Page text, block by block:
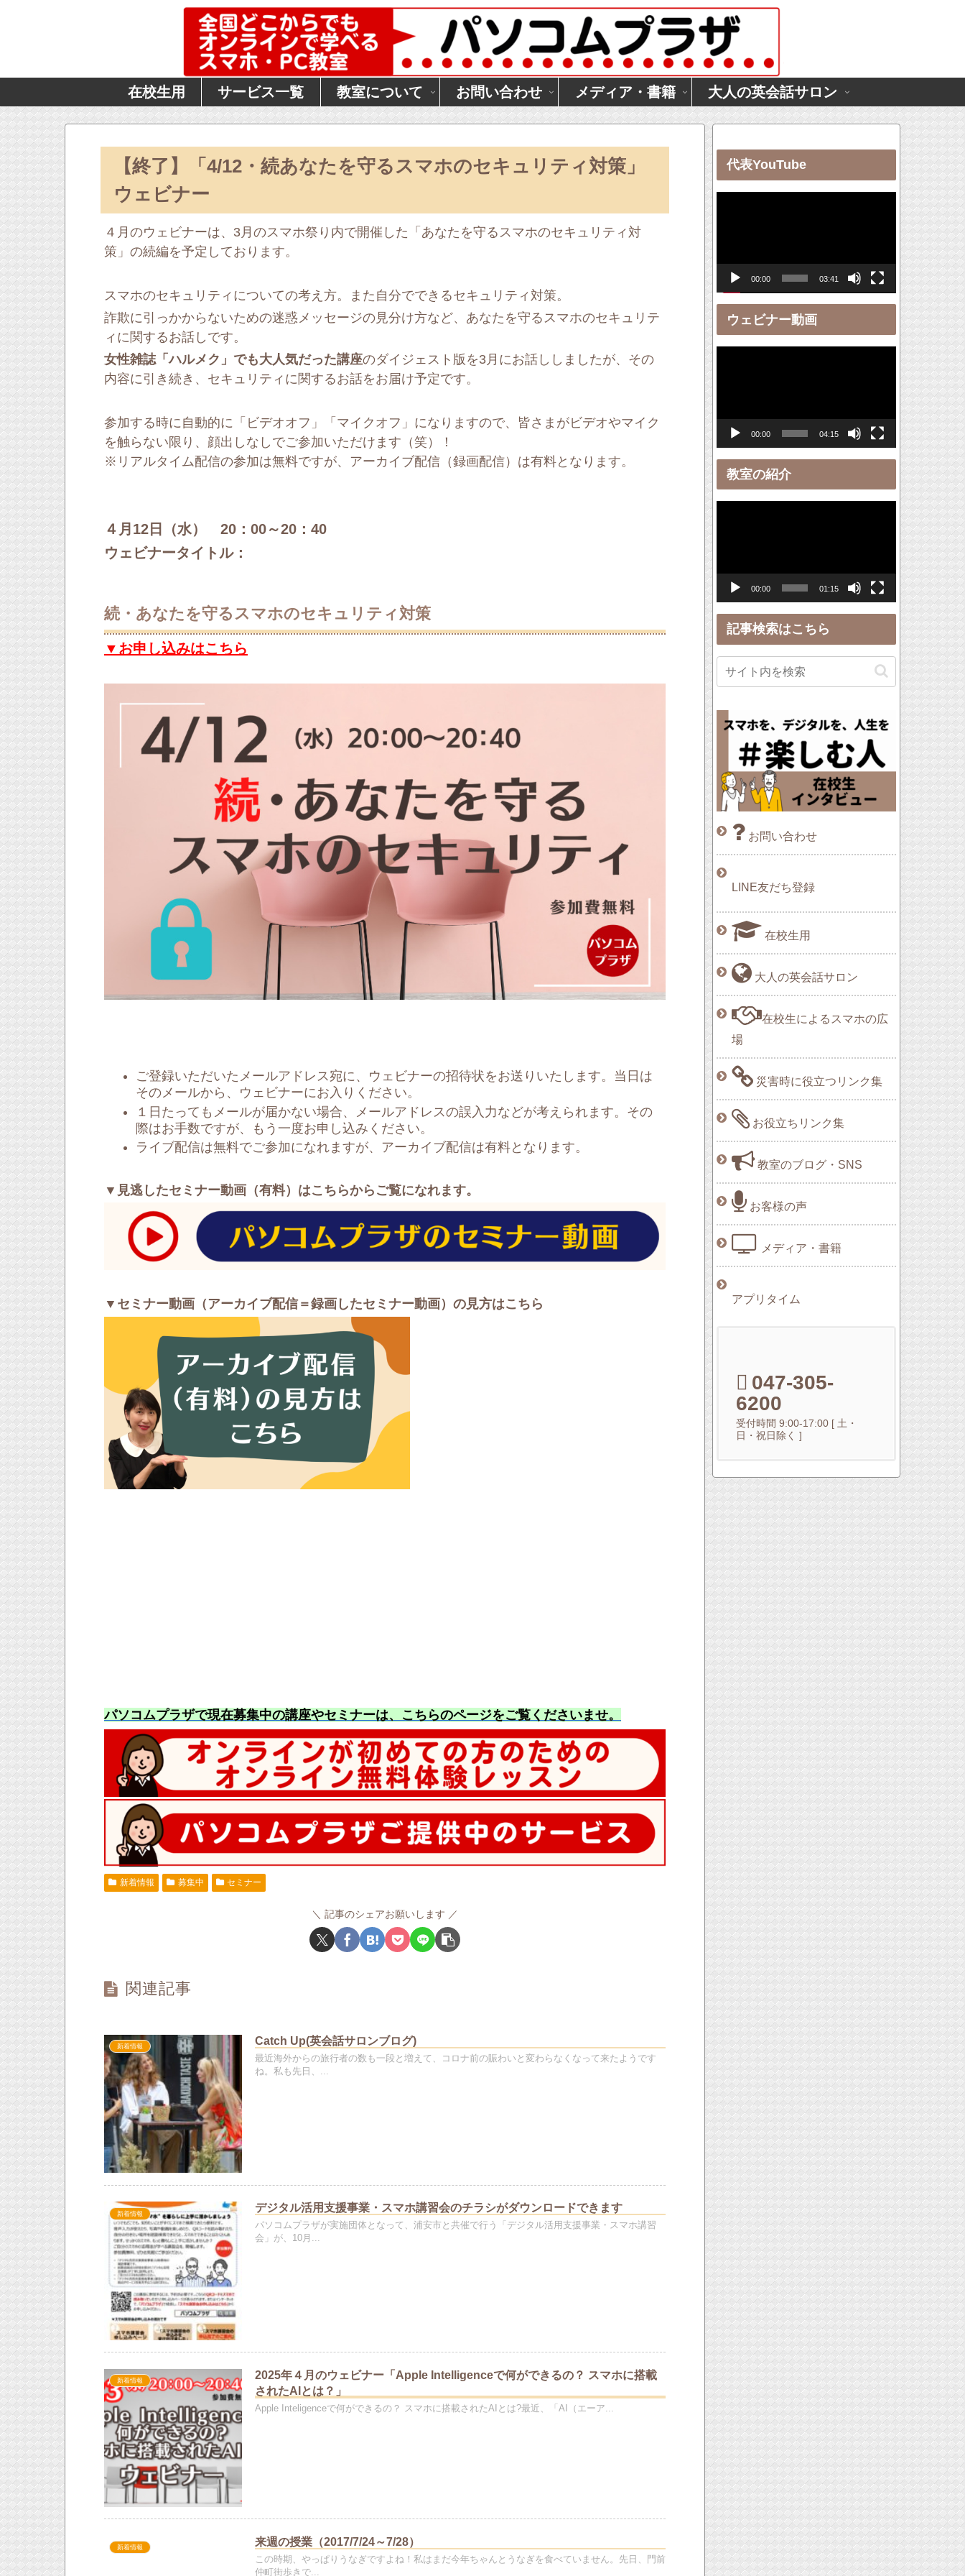
在校生用 サービス一覧 教室について お問い合わせ メディア・書籍 大人の英会話サロン
【終了】「4/12・続あなたを守るスマホのセキュリティ対策」
ウェビナー
４月のウェビナーは、3月のスマホ祭り内で開催した「あなたを守るスマホのセキュリティ対
策」の続編を予定しております。
スマホのセキュリティについての考え方。また自分でできるセキュリティ対策。
詐欺に引っかからないための迷惑メッセージの見分け方など、あなたを守るスマホのセキュリテ
ィに関するお話しです。
女性雑誌「ハルメク」でも大人気だった講座のダイジェスト版を3月にお話ししましたが、その
内容に引き続き、セキュリティに関するお話をお届け予定です。
参加する時に自動的に「ビデオオフ」「マイクオフ」になりますので、皆さまがビデオやマイク
を触らない限り、顔出しなしでご参加いただけます（笑）！
※リアルタイム配信の参加は無料ですが、アーカイブ配信（録画配信）は有料となります。
４月12日（水） 20：00～20：40
ウェビナータイトル：
続・あなたを守るスマホのセキュリティ対策
▼お申し込みはこちら
ご登録いただいたメールアドレス宛に、ウェビナーの招待状をお送りいたします。当日は
そのメールから、ウェビナーにお入りください。
１日たってもメールが届かない場合、メールアドレスの誤入力などが考えられます。その
際はお手数ですが、もう一度お申し込みください。
ライブ配信は無料でご参加になれますが、アーカイブ配信は有料となります。
▼見逃したセミナー動画（有料）はこちらからご覧になれます。
▼セミナー動画（アーカイブ配信＝録画したセミナー動画）の見方はこちら
パソコムプラザで現在募集中の講座やセミナーは、こちらのページをご覧くださいませ。
新着情報 募集中 セミナー
記事のシェアお願いします
関連記事
新着情報 Catch Up(英会話サロンブログ)
最近海外からの旅行者の数も一段と増えて、コロナ前の賑わいと変わらなくなって来たようです
ね。私も先日、...
新着情報 デジタル活用支援事業・スマホ講習会のチラシがダウンロードできます
パソコムプラザが実施団体となって、浦安市と共催で行う「デジタル活用支援事業・スマホ講習
会」が、10月...
新着情報
2025年４月のウェビナー「Apple Intelligenceで何ができるの？ スマホに搭載
されたAIとは？」
Apple Inteligenceで何ができるの？ スマホに搭載されたAIとは?最近、「AI（エーア...
新着情報 来週の授業（2017/7/24～7/28）
この時期、やっぱりうなぎですよね！私はまだ今年ちゃんとうなぎを食べていません。先日、門前
仲町街歩きで...
代表YouTube
レ
ヤ
00:00 03:41
ウェビナー動画
レ
ヤ
ー
00:00 04:15
教室の紹介
レ
ヤ
ー
00:00 01:15
記事検索はこちら
お問い合わせ
LINE友だち登録
在校生用
大人の英会話サロン
在校生によるスマホの広
場
災害時に役立つリンク集
お役立ちリンク集
教室のブログ・SNS
お客様の声
メディア・書籍
アプリタイム
047-305-
6200
受付時間 9:00-17:00 [ 土・
日・祝日除く ]